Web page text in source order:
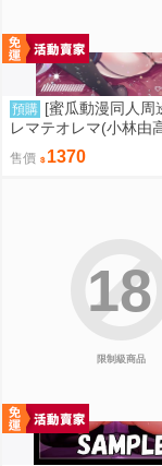
預購 [蜜瓜動漫同人周
レマテオレマ(小林由
ARI145【A5アクリル
(蔚藍檔案)(A5壓克力
售價 1370
限制級商品
18